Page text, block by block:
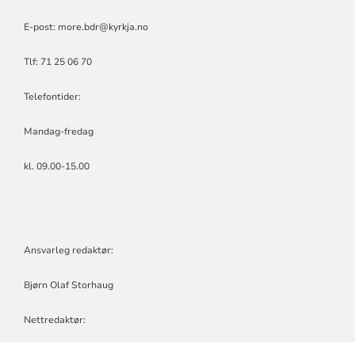
E-post: more.bdr@kyrkja.no
Tlf: 71 25 06 70
Telefontider:
Mandag-fredag
kl. 09.00-15.00
Ansvarleg redaktør:
Bjørn Olaf Storhaug
Nettredaktør: